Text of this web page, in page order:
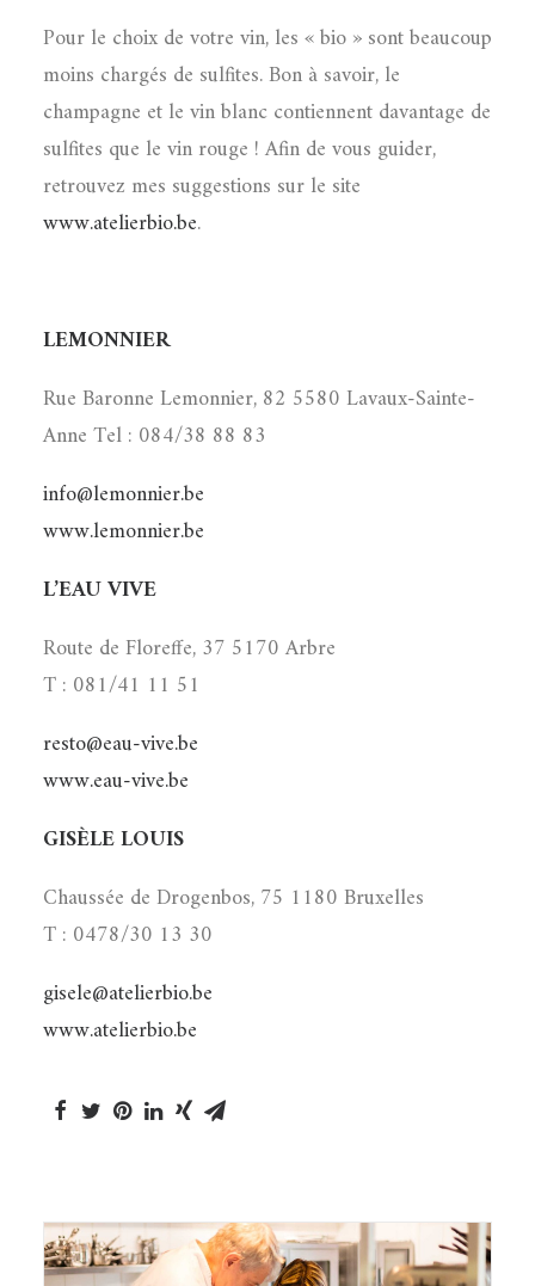
Pour le choix de votre vin, les « bio » sont beaucoup
moins chargés de sulfites. Bon à savoir, le
champagne et le vin blanc contiennent davantage de
sulfites que le vin rouge ! Afin de vous guider,
retrouvez mes suggestions sur le site
www.atelierbio.be.
LEMONNIER
Rue Baronne Lemonnier, 82 5580 Lavaux-Sainte-
Anne Tel : 084/38 88 83
info@lemonnier.be
www.lemonnier.be
L’EAU VIVE
Route de Floreffe, 37 5170 Arbre
T : 081/41 11 51
resto@eau-vive.be
www.eau-vive.be
GISÈLE LOUIS
Chaussée de Drogenbos, 75 1180 Bruxelles
T : 0478/30 13 30
gisele@atelierbio.be
www.atelierbio.be